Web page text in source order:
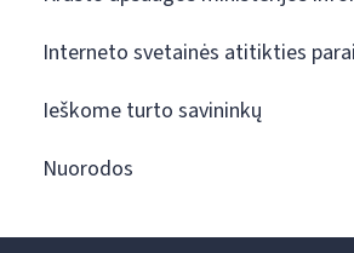
Interneto svetainės atitikties
Ieškome turto savininkų
Nuorodos